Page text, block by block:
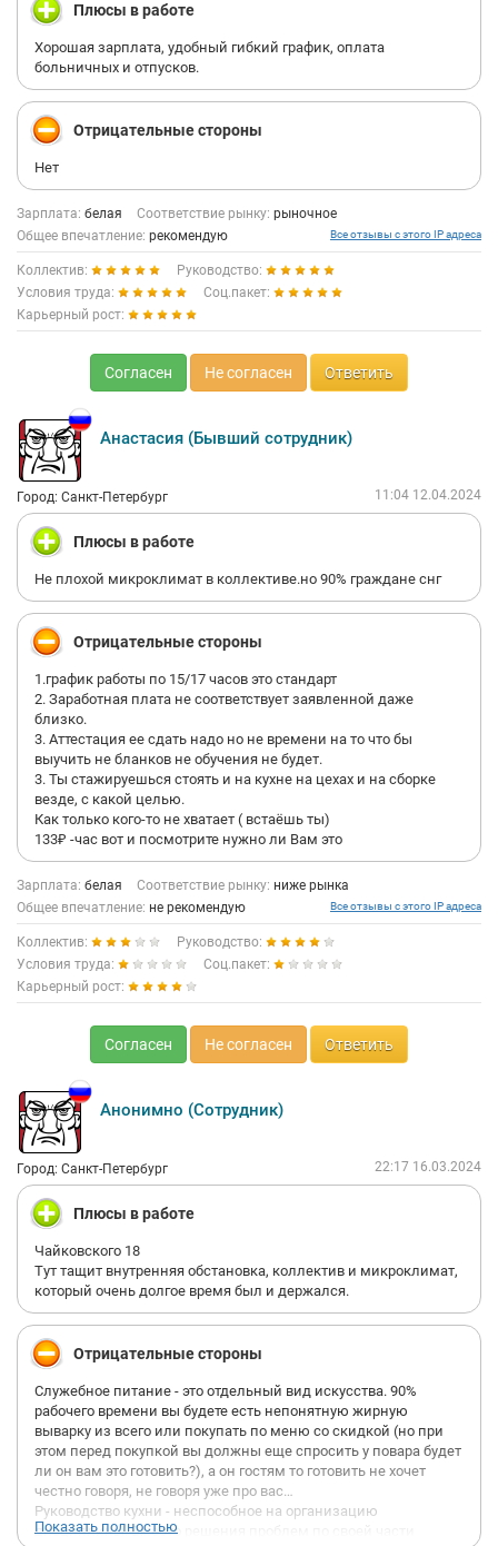
Плюсы в работе
Хорошая зарплата, удобный гибкий график, оплата
больничных и отпусков.
Отрицательные стороны
Нет
Зарплата: белая Соответствие рынку: рыночное
Общее впечатление: рекомендую Все отзывы с этого IP адреса
Коллектив:
Руководство:
Условия труда:
Соц.пакет:
Карьерный рост:
Согласен Не согласен Ответить
Анастасия (Бывший сотрудник)
Город: Санкт-Петербург 11:04 12.04.2024
Плюсы в работе
Не плохой микроклимат в коллективе.но 90% граждане снг
Отрицательные стороны
1.график работы по 15/17 часов это стандарт
2. Заработная плата не соответствует заявленной даже
близко.
3. Аттестация ее сдать надо но не времени на то что бы
выучить не бланков не обучения не будет.
3. Ты стажируешься стоять и на кухне на цехах и на сборке
везде, с какой целью.
Как только кого-то не хватает ( встаёшь ты)
133₽ -час вот и посмотрите нужно ли Вам это
Зарплата: белая Соответствие рынку: ниже рынка
Общее впечатление: не рекомендую Все отзывы с этого IP адреса
Коллектив:
Руководство:
Условия труда:
Соц.пакет:
Карьерный рост:
Согласен Не согласен Ответить
Анонимно (Сотрудник)
Город: Санкт-Петербург 22:17 16.03.2024
Плюсы в работе
Чайковского 18
Тут тащит внутренняя обстановка, коллектив и микроклимат,
который очень долгое время был и держался.
Отрицательные стороны
Служебное питание - это отдельный вид искусства. 90%
рабочего времени вы будете есть непонятную жирную
выварку из всего или покупать по меню со скидкой (но при
этом перед покупкой вы должны еще спросить у повара будет
ли он вам это готовить?), а он гостям то готовить не хочет
честно говоря, не говоря уже про вас…
Руководство кухни - неспособное на организацию
дисциплины. Вместо решения проблем по своей части
Показать полностью